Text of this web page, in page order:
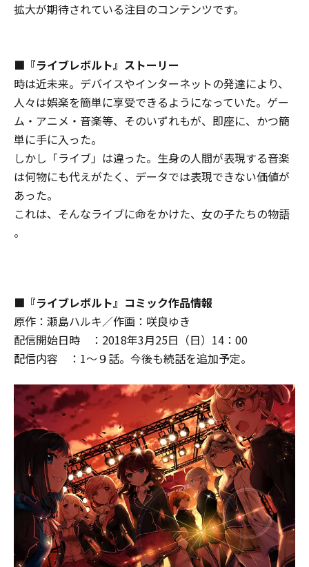
拡大が期待されている注目のコンテンツです。
■『ライブレボルト』ストーリー
時は近未来――。デバイスやインターネットの発達により、
人々は娯楽を簡単に享受できるようになっていた。ゲー
ム・アニメ・音楽等、そのいずれもが、即座に、かつ簡
単に手に入った。
しかし――「ライブ」は違った。生身の人間が表現する音楽
は何物にも代えがたく、データでは表現できない価値が
あった。
これは、そんなライブに命をかけた、女の子たちの物語
――。
■『ライブレボルト』コミック作品情報
原作：瀬島ハルキ／作画：咲良ゆき
配信開始日時 ：2018年3月25日（日）14：00
配信内容 ：1～９話。今後も続話を追加予定。